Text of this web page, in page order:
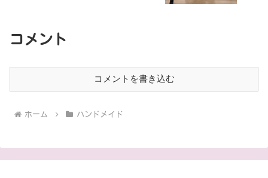
コメント
コメントを書き込む
ホーム ハンドメイド